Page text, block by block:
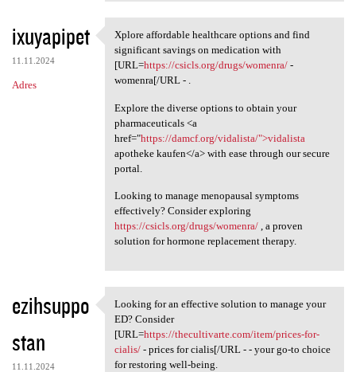
ixuyapipet
11.11.2024
Adres
Xplore affordable healthcare
Xplore affordable healthcare options and find
significant savings on medication with
[URL=https://csicls.org/drugs/womenra/-
womenra[/URL - .
Explore the diverse options to obtain your
pharmaceuticals <a
href="https://damcf.org/vidalista/">vidalista
apotheke kaufen</a> with ease through our secure
portal.
Looking to manage menopausal symptoms
effectively? Consider exploring
https://csicls.org/drugs/womenra/, a proven
solution for hormone replacement therapy.
ezihsuppo
stan
11.11.2024
Looking for an effective
Looking for an effective solution to manage your
ED? Consider
[URL=https://thecultivarte.com/item/prices-for-
cialis/- prices for cialis[/URL - - your go-to choice
for restoring well-being.